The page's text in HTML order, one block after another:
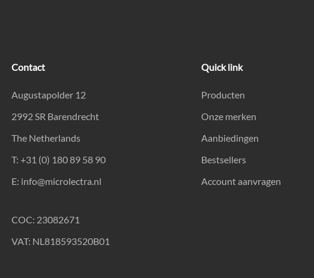
Contact
Augustapolder 12
2992 SR Barendrecht
The Netherlands
T: +31 (0) 180 89 58 90
E: info@microlectra.nl
COC: 23082671
VAT: NL818593520B01
Quick link
Producten
Onze merken
Aanbiedingen
Bestsellers
Account aanvragen